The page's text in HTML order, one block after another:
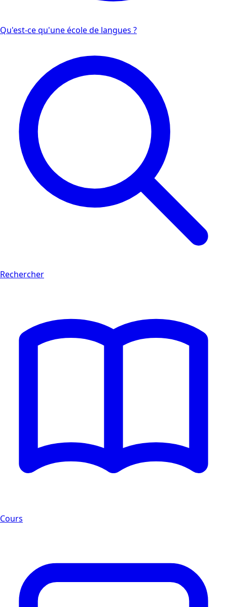
Qu'est-ce qu'une école de langues ?
Rechercher
Cours